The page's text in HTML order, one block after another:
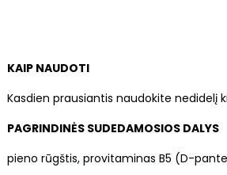
KAIP NAUDOTI
Kasdien prausiantis naudokite nedidelį
PAGRINDINĖS SUDEDAMOSIOS DALYS
pieno rūgštis, provitaminas B5 (D-